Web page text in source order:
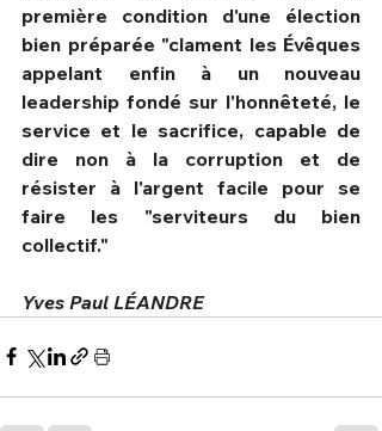
première condition d'une élection
bien préparée "clament les Évêques
appelant enfin à un nouveau
leadership fondé sur l'honnêteté, le
service et le sacrifice, capable de
dire non à la corruption et de
résister à l'argent facile pour se
faire les "serviteurs du bien
collectif."
Yves Paul LÉANDRE